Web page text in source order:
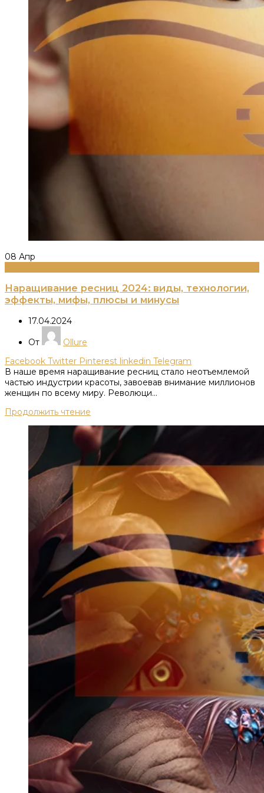
08 Апр
Наращивание ресниц 2024: виды, технологии,
эффекты, мифы, плюсы и минусы
17.04.2024
От
Ollure
Facebook Twitter Pinterest linkedin Telegram
В наше время наращивание ресниц стало неотъемлемой
частью индустрии красоты, завоевав внимание миллионов
женщин по всему миру. Революци...
Продолжить чтение